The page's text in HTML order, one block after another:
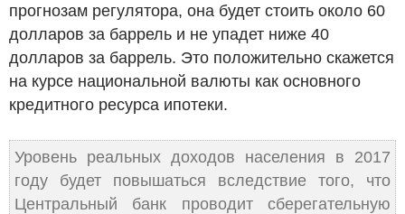
прогнозам регулятора, она будет стоить около 60
долларов за баррель и не упадет ниже 40
долларов за баррель. Это положительно скажется
на курсе национальной валюты как основного
кредитного ресурса ипотеки.
Уровень реальных доходов населения в 2017
году будет повышаться вследствие того, что
Центральный банк проводит сберегательную